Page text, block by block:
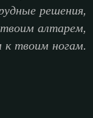
решения,
алтарем,
твоим ногам.